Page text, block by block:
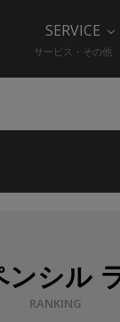
SERVICE
サービス・その他
ンシル
RANKING